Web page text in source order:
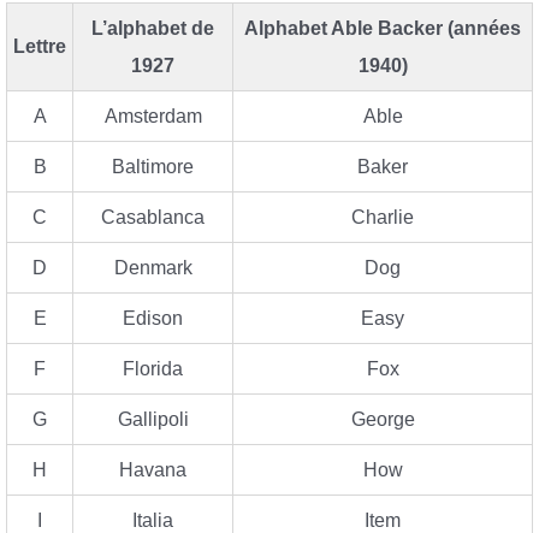
Lettre
L’alphabet de
1927
Alphabet Able Backer (années
1940)
A Amsterdam Able
B Baltimore Baker
C Casablanca Charlie
D Denmark Dog
E Edison Easy
F Florida Fox
G Gallipoli George
H Havana How
Italia Item